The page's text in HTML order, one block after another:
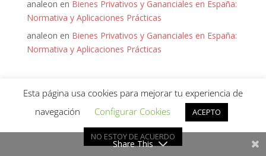
analeon en Bienes Privativos y Gananciales en España:
Normativa y Aplicaciones Prácticas
analeon en Bienes Privativos y Gananciales en España:
Normativa y Aplicaciones Prácticas
Diseñado porKeep it Virtualpara Ana León - 2020 -
Política de Privacidad
Esta página usa cookies para mejorar tu experiencia de
navegación
Configurar Cookies ACEPTO
NO ESTOY DE ACUERDO
Share This